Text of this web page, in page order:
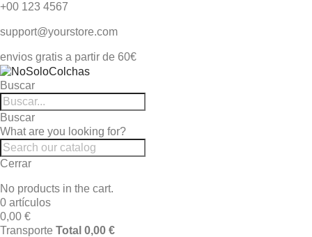
+00 123 4567
support@yourstore.com
envios gratis a partir de 60€
Buscar
Buscar
What are you looking for?
Cerrar
No products in the cart.
0 artículos
0,00 €
Transporte Total 0,00 €